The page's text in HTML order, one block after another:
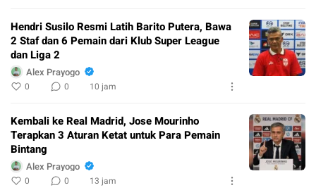
Hendri Susilo Resmi Latih Barito Putera, Bawa
2 Staf dan 6 Pemain dari Klub Super League
dan Liga 2
Alex Prayogo
0 0 10 jam
Kembali ke Real Madrid, Jose Mourinho
Terapkan 3 Aturan Ketat untuk Para Pemain
Bintang
Alex Prayogo
0 0 13 jam